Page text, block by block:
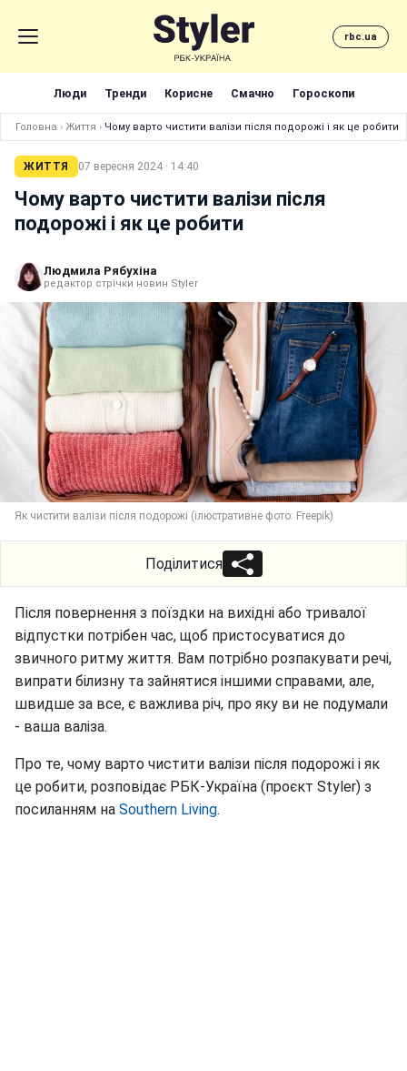
rbc.ua
Люди Тренди Корисне Смачно Гороскопи
Головна › Життя › Чому варто чистити валізи після подорожі і як це робити
ЖИТТЯ 07 вересня 2024 · 14:40
Чому варто чистити валізи після
подорожі і як це робити
Людмила Рябухіна
редактор стрічки новин Styler
Як чистити валізи після подорожі (ілюстративне фото: Freepik)
Поділитися
Після повернення з поїздки на вихідні або тривалої
відпустки потрібен час, щоб пристосуватися до
звичного ритму життя. Вам потрібно розпакувати речі,
випрати білизну та зайнятися іншими справами, але,
швидше за все, є важлива річ, про яку ви не подумали
- ваша валіза.
Про те, чому варто чистити валізи після подорожі і як
це робити, розповідає РБК-Україна (проєкт Styler) з
посиланням на Southern Living.